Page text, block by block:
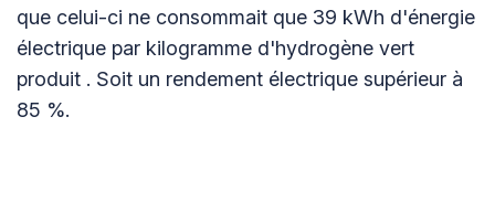
que celui-ci ne consommait que 39 kWh d'énergie
électrique par kilogramme d'hydrogène vert
produit . Soit un rendement électrique supérieur à
85 %.